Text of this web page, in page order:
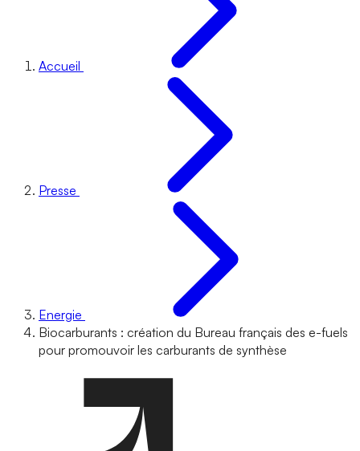
Accueil
Presse
Energie
Biocarburants : création du Bureau français des e-fuels
pour promouvoir les carburants de synthèse